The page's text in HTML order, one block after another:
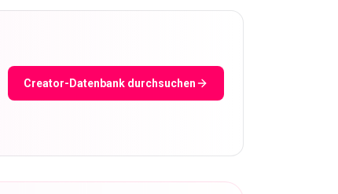
Creator-Datenbank durchsuchen